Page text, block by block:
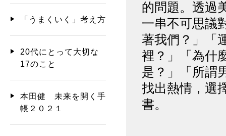
的問題。透過
一串不可思議
著我們？」「
裡？」「為什
是？」「所謂
找出熱情，選
書。
「うまくいく」考え方
20代にとって大切な
17のこと
本田健 未来を開く手
帳２０２１